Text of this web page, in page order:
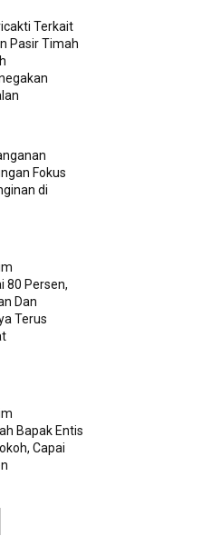
Terkait
Pasir Timah
Fokus
di
80 Persen,
Dan
Terus
Bapak Entis
Capai